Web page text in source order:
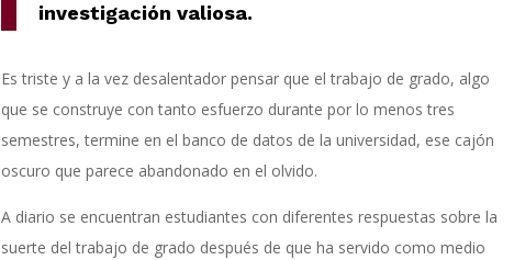
investigación valiosa.
Es triste y a la vez desalentador pensar que el trabajo de grado, algo
que se construye con tanto esfuerzo durante por lo menos tres
semestres, termine en el banco de datos de la universidad, ese cajón
oscuro que parece abandonado en el olvido.
A diario se encuentran estudiantes con diferentes respuestas sobre la
suerte del trabajo de grado después de que ha servido como medio